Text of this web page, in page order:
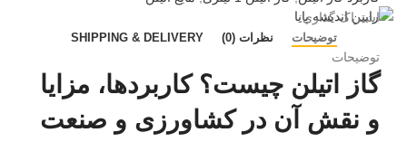
/ ﷼0
اشتراک گذاری:
توضیحات نظرات (0) SHIPPING & DELIVERY
توضیحات
گاز اتیلن چیست؟ کاربردها، مزایا
و نقش آن در کشاورزی و صنعت